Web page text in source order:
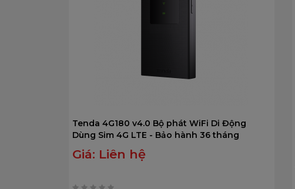
Tenda 4G180 v4.0 Bộ phát WiFi Di Động
Dùng Sim 4G LTE - Bảo hành 36 tháng
Giá: Liên hệ